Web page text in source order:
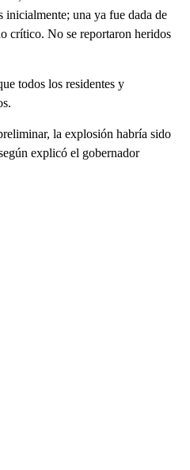
inicialmente; una ya fue dada de
crítico. No se reportaron heridos
todos los residentes y
la explosión habría sido
explicó el gobernador